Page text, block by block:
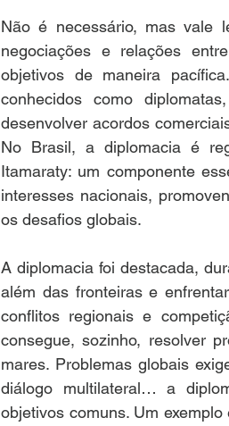
Não é necessário, mas vale
negociações e relações
objetivos de maneira
conhecidos como
desenvolver acordos
No Brasil, a diplomacia é
Itamaraty: um componente
interesses nacionais,
os desafios globais.
A diplomacia foi destacada,
além das fronteiras e
conflitos regionais e
consegue, sozinho, resolver
mares. Problemas globais
diálogo multilateral… a
objetivos comuns. Um